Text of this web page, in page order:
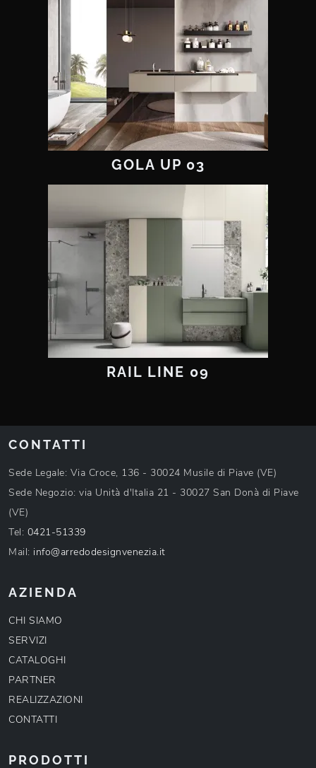
GOLA UP 03
RAIL LINE 09
CONTATTI
Sede Legale: Via Croce, 136 - 30024 Musile di Piave (VE)
Sede Negozio: via Unità d'Italia 21 - 30027 San Donà di Piave
(VE)
Tel: 0421-51339
Mail: info@arredodesignvenezia.it
AZIENDA
CHI SIAMO
SERVIZI
CATALOGHI
PARTNER
REALIZZAZIONI
CONTATTI
PRODOTTI